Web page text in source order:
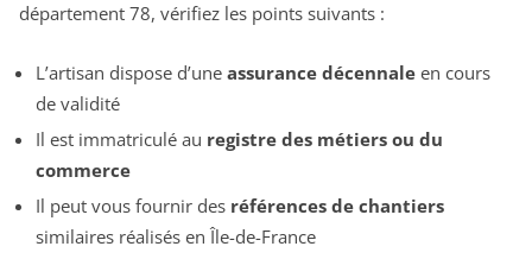
département 78, vérifiez les points suivants :
L’artisan dispose d’une assurance décennale en cours
de validité
Il est immatriculé au registre des métiers ou du
commerce
Il peut vous fournir des références de chantiers
similaires réalisés en Île-de-France